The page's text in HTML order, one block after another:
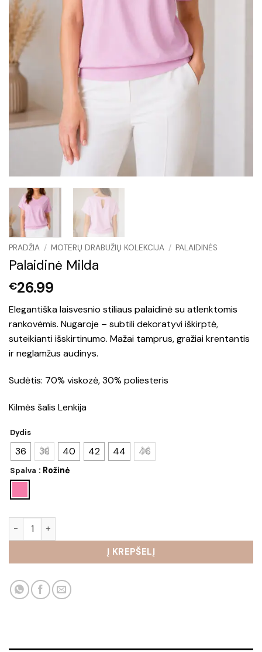
PRADŽIA / MOTERŲ DRABUŽIŲ KOLEKCIJA / PALAIDINĖS
Palaidinė Milda
€26.99
Elegantiška laisvesnio stiliaus palaidinė su atlenktomis
rankovėmis. Nugaroje – subtili dekoratyvi iškirptė,
suteikianti išskirtinumo. Mažai tamprus, gražiai krentantis
ir neglamžus audinys.
Sudėtis: 70% viskozė, 30% poliesteris
Kilmės šalis Lenkija
Dydis
36 38 40 42 44 46
Spalva : Rožinė
Į KREPŠELĮ